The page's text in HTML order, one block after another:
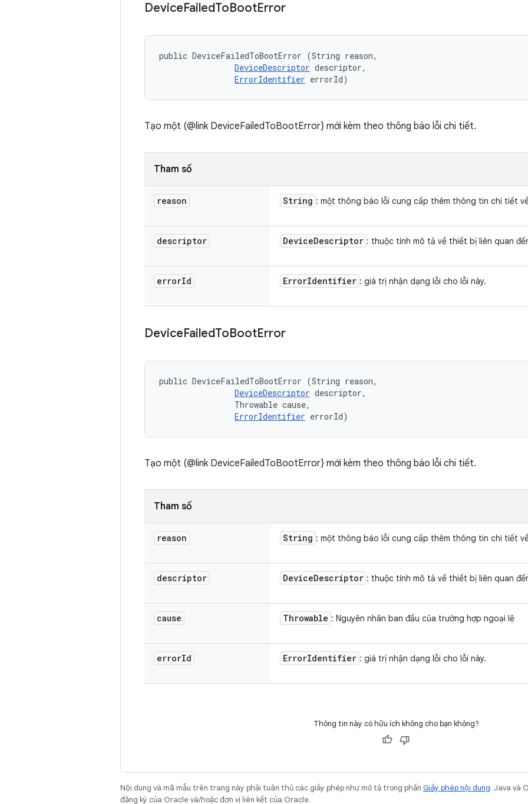
DeviceFailedToBootError
public DeviceFailedToBootError (String reason,
DeviceDescriptor descriptor,
ErrorIdentifier errorId)
Tạo một (@link DeviceFailedToBootError} mới kèm theo thông báo lỗi chi tiết.
Tham số
reason String : một thông báo lỗi cung cấp thêm thông tin chi tiết
descriptor DeviceDescriptor : thuộc tính mô tả về thiết bị liên quan
errorId ErrorIdentifier : giá trị nhận dạng lỗi cho lỗi này.
DeviceFailedToBootError
public DeviceFailedToBootError (String reason,
DeviceDescriptor descriptor,
                Throwable cause,
ErrorIdentifier errorId)
Tạo một (@link DeviceFailedToBootError} mới kèm theo thông báo lỗi chi tiết.
Tham số
reason String : một thông báo lỗi cung cấp thêm thông tin chi tiết
descriptor DeviceDescriptor : thuộc tính mô tả về thiết bị liên quan
cause Throwable : Nguyên nhân ban đầu của trường hợp ngoại lệ
errorId ErrorIdentifier : giá trị nhận dạng lỗi cho lỗi này.
Thông tin này có hữu ích không cho bạn không?
Nội dung và mã mẫu trên trang này phải tuân thủ các giấy phép như mô tả trong phần Giấy phép nội dung. Java và
đăng ký của Oracle và/hoặc đơn vị liên kết của Oracle.